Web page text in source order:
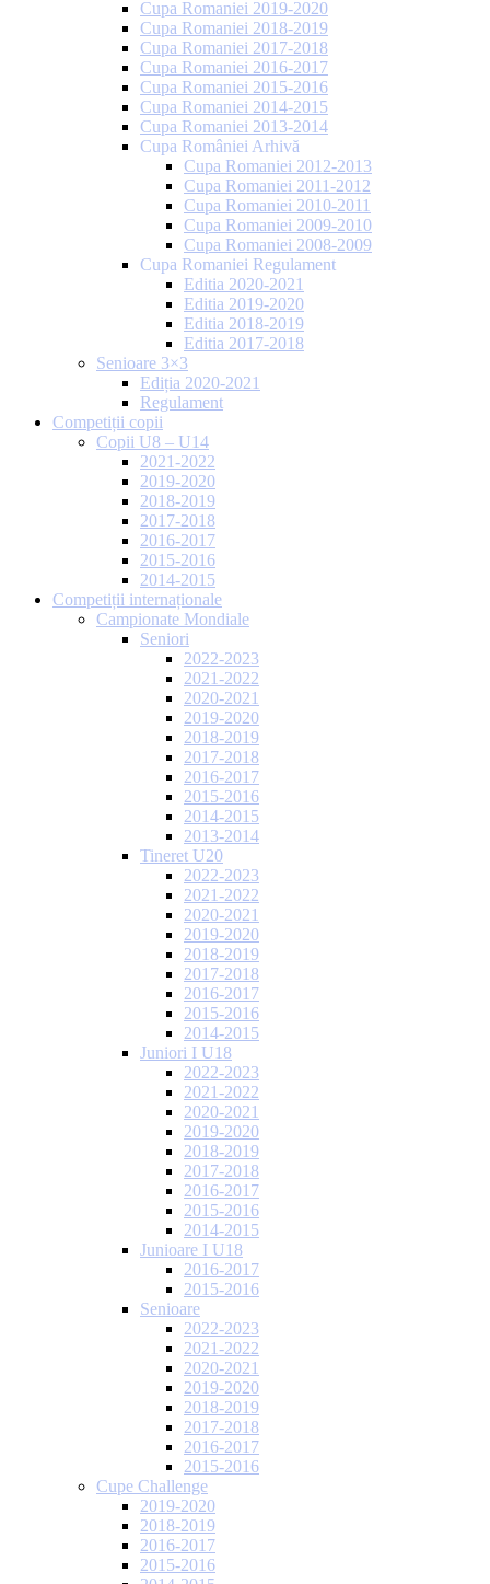
Cupa Romaniei 2019-2020
Cupa Romaniei 2018-2019
Cupa Romaniei 2017-2018
Cupa Romaniei 2016-2017
Cupa Romaniei 2015-2016
Cupa Romaniei 2014-2015
Cupa Romaniei 2013-2014
Cupa României Arhivă
Cupa Romaniei 2012-2013
Cupa Romaniei 2011-2012
Cupa Romaniei 2010-2011
Cupa Romaniei 2009-2010
Cupa Romaniei 2008-2009
Cupa Romaniei Regulament
Editia 2020-2021
Editia 2019-2020
Editia 2018-2019
Editia 2017-2018
Senioare 3×3
Ediția 2020-2021
Regulament
Competiții copii
Copii U8 – U14
2021-2022
2019-2020
2018-2019
2017-2018
2016-2017
2015-2016
2014-2015
Competiții internaționale
Campionate Mondiale
Seniori
2022-2023
2021-2022
2020-2021
2019-2020
2018-2019
2017-2018
2016-2017
2015-2016
2014-2015
2013-2014
Tineret U20
2022-2023
2021-2022
2020-2021
2019-2020
2018-2019
2017-2018
2016-2017
2015-2016
2014-2015
Juniori I U18
2022-2023
2021-2022
2020-2021
2019-2020
2018-2019
2017-2018
2016-2017
2015-2016
2014-2015
Junioare I U18
2016-2017
2015-2016
Senioare
2022-2023
2021-2022
2020-2021
2019-2020
2018-2019
2017-2018
2016-2017
2015-2016
Cupe Challenge
2019-2020
2018-2019
2016-2017
2015-2016